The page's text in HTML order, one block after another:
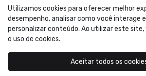
Utilizamos cookies para oferecer melhor
desempenho, analisar como você interage
personalizar conteúdo. Ao utilizar este
o uso de cookies.
Aceitar todos os
Acompanhe-nos: